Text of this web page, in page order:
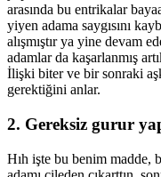
arasında bu entrikalar
yiyen adama saygısını
alışmıştır ya yine devam
adamlar da kaşarlanmış
İlişki biter ve bir sonraki
gerektiğini anlar.
2. Gereksiz gurur
Hıh işte bu benim madde,